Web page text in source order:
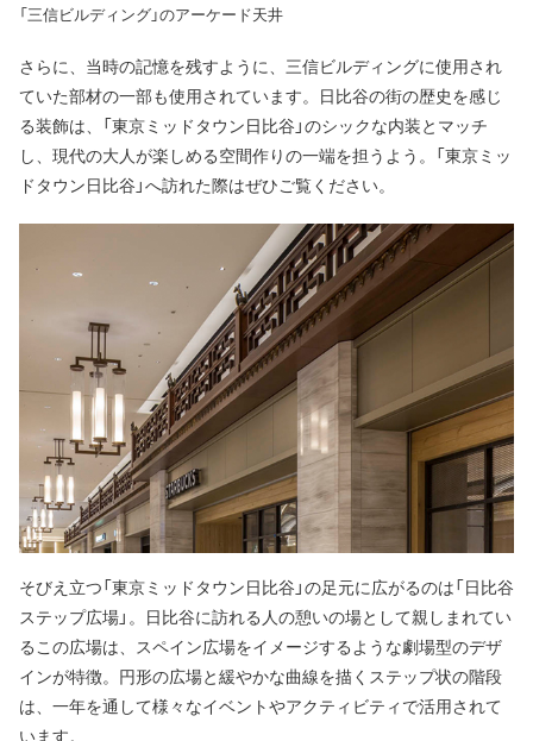
「三信ビルディング」のアーケード天井
さらに、当時の記憶を残すように、三信ビルディングに使用され
ていた部材の一部も使用されています。日比谷の街の歴史を感じ
る装飾は、「東京ミッドタウン日比谷」のシックな内装とマッチ
し、現代の大人が楽しめる空間作りの一端を担うよう。「東京ミッ
ドタウン日比谷」へ訪れた際はぜひご覧ください。
そびえ立つ「東京ミッドタウン日比谷」の足元に広がるのは「日比谷
ステップ広場」。日比谷に訪れる人の憩いの場として親しまれてい
るこの広場は、スペイン広場をイメージするような劇場型のデザ
インが特徴。円形の広場と緩やかな曲線を描くステップ状の階段
は、一年を通して様々なイベントやアクティビティで活用されて
います。